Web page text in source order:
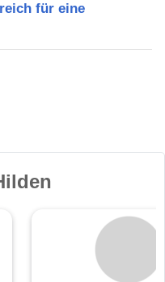
für eine